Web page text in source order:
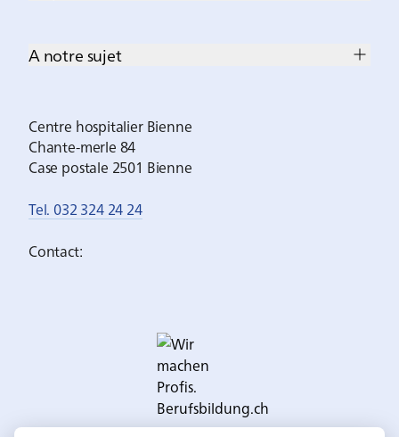
A notre sujet
Centre hospitalier Bienne
Chante-merle 84
Case postale 2501 Bienne
Tel. 032 324 24 24
Contact: